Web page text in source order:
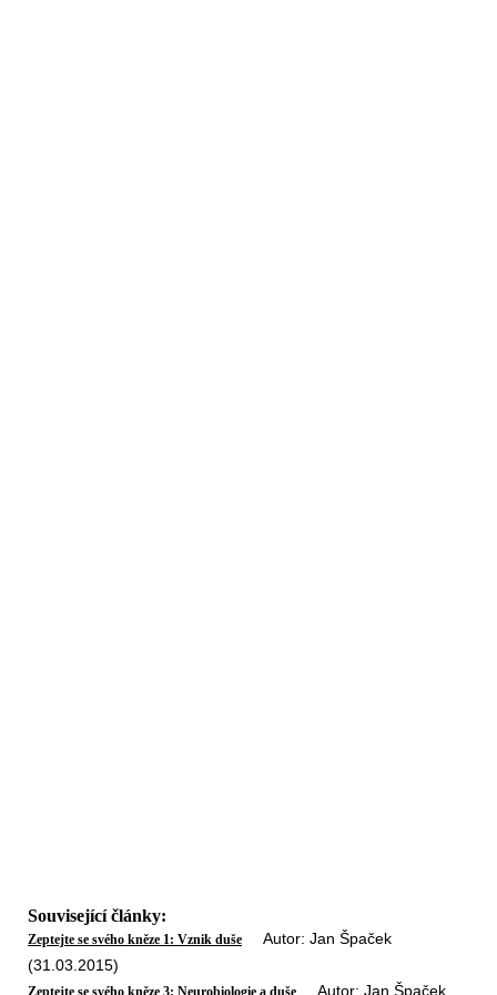
Související články:
Zeptejte se svého kněze 1: Vznik duše Autor: Jan Špaček
(31.03.2015)
Zeptejte se svého kněze 3: Neurobiologie a duše Autor: Jan Špaček